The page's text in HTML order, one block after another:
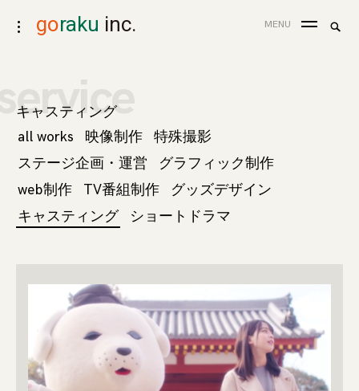
to
goraku inc.
toggle
MENU
キャスティング
all works
映像制作
特殊撮影
ステージ企画・運営
グラフィック制作
web制作
TV番組制作
グッズデザイン
キャスティング
ショートドラマ
search